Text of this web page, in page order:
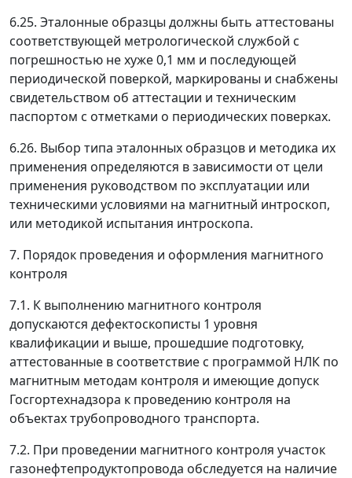
6.25. Эталонные образцы должны быть аттестованы
соответствующей метрологической службой с
погрешностью не хуже 0,1 мм и последующей
периодической поверкой, маркированы и снабжены
свидетельством об аттестации и техническим
паспортом с отметками о периодических поверках.
6.26. Выбор типа эталонных образцов и методика их
применения определяются в зависимости от цели
применения руководством по эксплуатации или
техническими условиями на магнитный интроскоп,
или методикой испытания интроскопа.
7. Порядок проведения и оформления магнитного
контроля
7.1. К выполнению магнитного контроля
допускаются дефектоскописты 1 уровня
квалификации и выше, прошедшие подготовку,
аттестованные в соответствие с программой НЛК по
магнитным методам контроля и имеющие допуск
Госгортехнадзора к проведению контроля на
объектах трубопроводного транспорта.
7.2. При проведении магнитного контроля участок
газонефтепродуктопровода обследуется на наличие